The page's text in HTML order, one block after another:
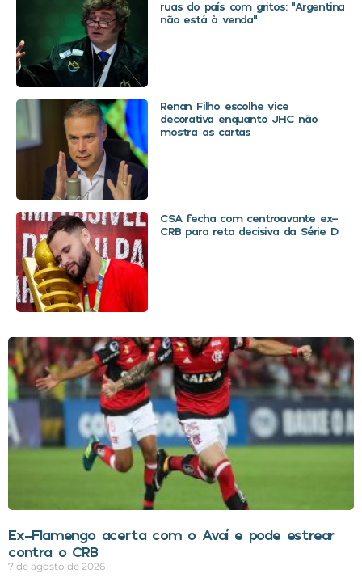
ruas do país com gritos: “Argentina
não está à venda”
Renan Filho escolhe vice
decorativa enquanto JHC não
mostra as cartas
CSA fecha com centroavante ex-
CRB para reta decisiva da Série D
Ex-Flamengo acerta com o Avaí e pode estrear
contra o CRB
7 de agosto de 2026